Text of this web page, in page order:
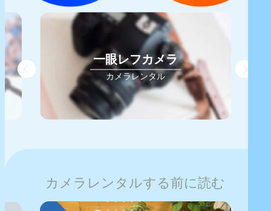
一眼レフカメラ
カメラレンタル
カメラレンタルする前に読む